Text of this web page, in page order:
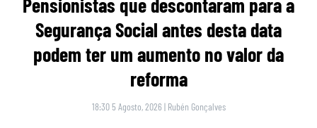
Pensionistas que descontaram para a
Segurança Social antes desta data
podem ter um aumento no valor da
reforma
18:30 5 Agosto, 2026 | Rubén Gonçalves